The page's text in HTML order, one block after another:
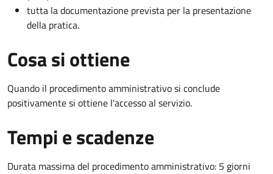
tutta la documentazione prevista per la presentazione
della pratica.
Cosa si ottiene
Quando il procedimento amministrativo si conclude
positivamente si ottiene l'accesso al servizio.
Tempi e scadenze
Durata massima del procedimento amministrativo: 5 giorni